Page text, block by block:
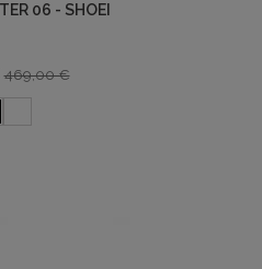
06 - SHOEI
469,00 €